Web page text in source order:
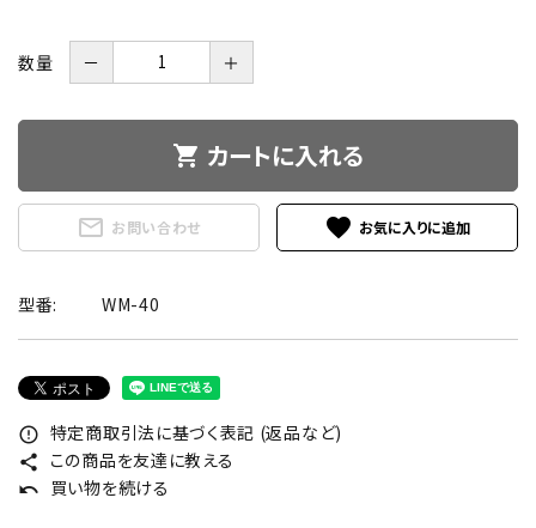
数量 － ＋
shopping_cart カートに入れる
mail_outline お問い合わせ favorite
型番: WM-40
error_outline 特定商取引法に基づく表記 (返品など)
share この商品を友達に教える
undo 買い物を続ける